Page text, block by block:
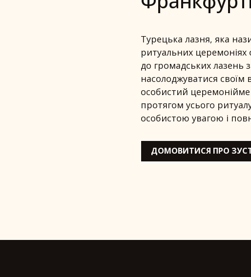
Турецька лазня, яка
ритуальних
до громадських лазень
насолоджуватися
особистий
протягом усього
особистою увагою і
ДОМОВИТИСЯ ПРО